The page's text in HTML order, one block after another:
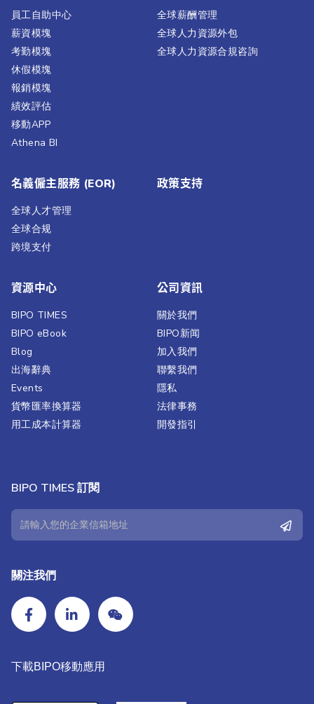
員工自助中心
薪資模塊
考勤模塊
休假模塊
報銷模塊
績效評估​
移動APP
Athena BI
全球薪酬管理
全球人力資源外包
全球人力資源合規咨詢
名義僱主服務 (EOR)
全球人才管理
全球合规
跨境支付
政策支持
資源中心
BIPO TIMES
BIPO eBook
Blog
出海辭典
Events
貨幣匯率換算器
用工成本計算器
公司資訊
關於我們
BIPO新闻​
加入我們
聯繫我們​
隱私
法律事務
開發指引
BIPO TIMES 訂閱
關注我們
下載BIPO移動應用